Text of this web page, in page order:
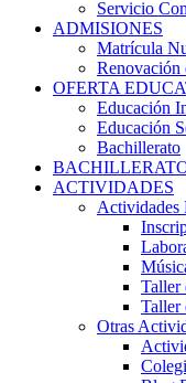
Servicio
ADMISIONES
Matrícula
Renovación
OFERTA
Educación
Educación
Bachillerato
ACTIVIDADES
Actividades
Taller
Taller
Otras